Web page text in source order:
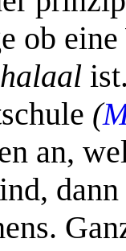
ob
(
an,